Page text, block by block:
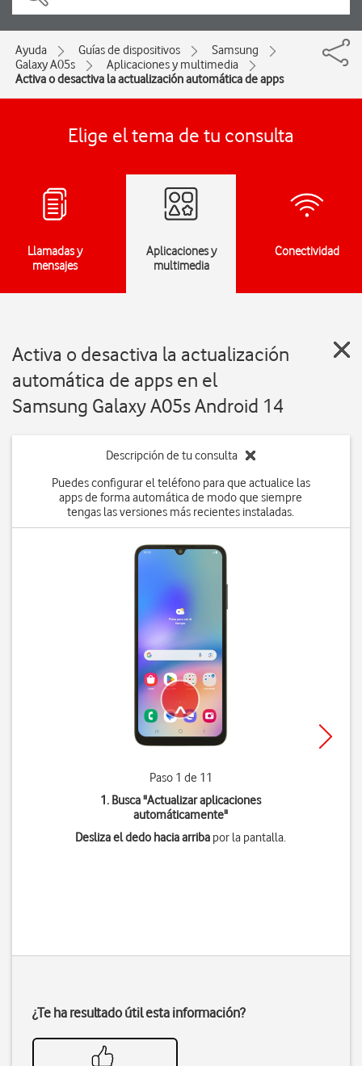
Ayuda Guías de dispositivos
Samsung
Galaxy A05s
Aplicaciones y multimedia
Activa o desactiva la actualización automática de apps
Elige el tema de tu consulta
Llamadas y
mensajes
Aplicaciones y
multimedia
Conectividad
Activa o desactiva la actualización
automática de apps en el
Samsung Galaxy A05s Android 14
Descripción de tu consulta
Puedes configurar el teléfono para que actualice las
apps de forma automática de modo que siempre
tengas las versiones más recientes instaladas.
Paso 1 de 11
1. Busca "Actualizar aplicaciones
automáticamente"
Desliza el dedo hacia arriba por la pantalla.
¿Te ha resultado útil esta información?